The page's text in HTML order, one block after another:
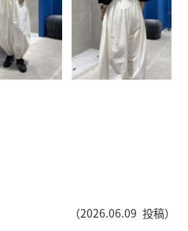
（2026.06.09 投稿）